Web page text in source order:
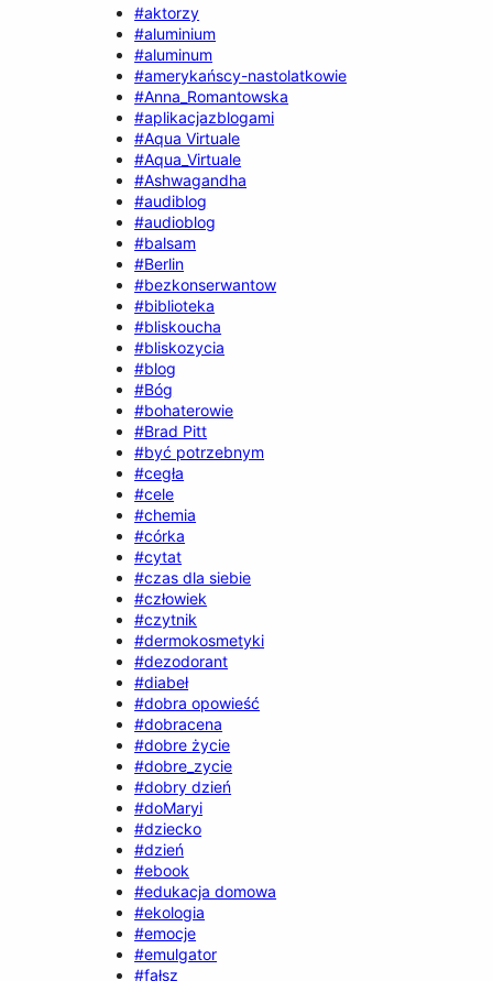
#aktorzy
#aluminium
#aluminum
#amerykańscy-nastolatkowie
#Anna_Romantowska
#aplikacjazblogami
#Aqua Virtuale
#Aqua_Virtuale
#Ashwagandha
#audiblog
#audioblog
#balsam
#Berlin
#bezkonserwantow
#biblioteka
#bliskoucha
#bliskozycia
#blog
#Bóg
#bohaterowie
#Brad Pitt
#być potrzebnym
#cegła
#cele
#chemia
#córka
#cytat
#czas dla siebie
#człowiek
#czytnik
#dermokosmetyki
#dezodorant
#diabeł
#dobra opowieść
#dobracena
#dobre życie
#dobre_zycie
#dobry dzień
#doMaryi
#dziecko
#dzień
#ebook
#edukacja domowa
#ekologia
#emocje
#emulgator
#fałsz